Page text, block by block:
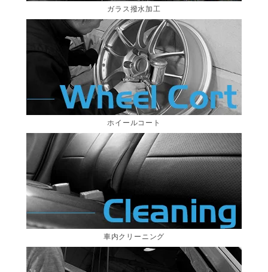
ガラス撥水加工
ホイールコート
車内クリーニング